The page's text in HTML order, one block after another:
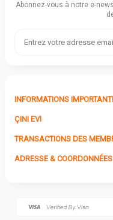
Abonnez-vous à notre e-
INFORMATIONS
ÇINI EVI
TRANSACTIONS DES
ADRESSE & COORDONNÉES